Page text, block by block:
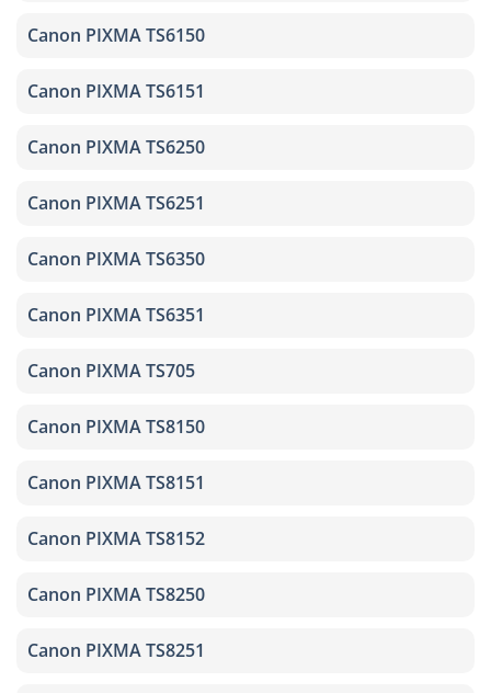
Canon PIXMA TS6150
Canon PIXMA TS6151
Canon PIXMA TS6250
Canon PIXMA TS6251
Canon PIXMA TS6350
Canon PIXMA TS6351
Canon PIXMA TS705
Canon PIXMA TS8150
Canon PIXMA TS8151
Canon PIXMA TS8152
Canon PIXMA TS8250
Canon PIXMA TS8251